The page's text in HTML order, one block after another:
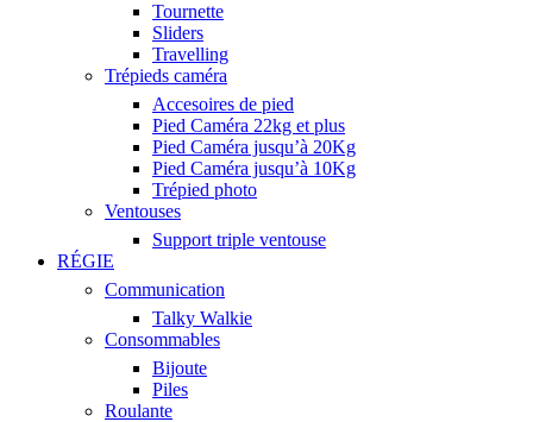
Tournette
Sliders
Travelling
Trépieds caméra
Accesoires de pied
Pied Caméra 22kg et plus
Pied Caméra jusqu’à 20Kg
Pied Caméra jusqu’à 10Kg
Trépied photo
Ventouses
Support triple ventouse
RÉGIE
Communication
Talky Walkie
Consommables
Bijoute
Piles
Roulante